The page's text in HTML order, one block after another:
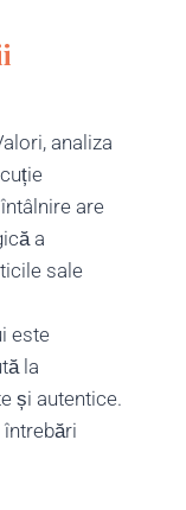
analiza
are
a
sale
este
la
și autentice.